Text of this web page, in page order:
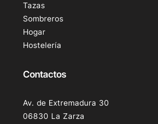
Tazas
Sombreros
Hogar
Hostelería
Contactos
Av. de Extremadura 30
06830 La Zarza